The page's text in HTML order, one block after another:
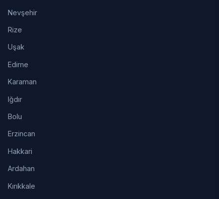
Nevşehir
Rize
Uşak
Edirne
Karaman
Iğdır
Bolu
Erzincan
Hakkari
Ardahan
Kırıkkale